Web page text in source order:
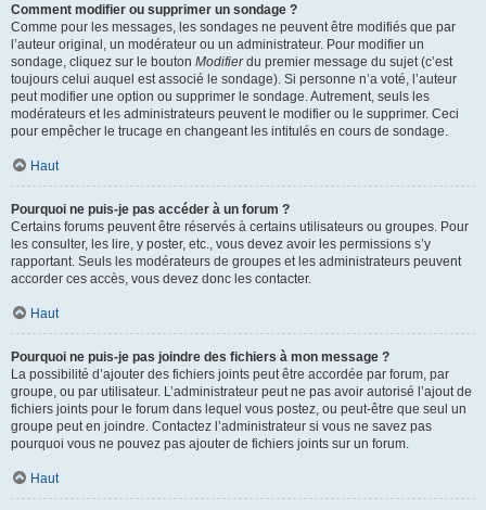
Comment modifier ou supprimer un sondage ?
Comme pour les messages, les sondages ne peuvent être modifiés que par
l’auteur original, un modérateur ou un administrateur. Pour modifier un
sondage, cliquez sur le bouton Modifierdu premier message du sujet (c’est
toujours celui auquel est associé le sondage). Si personne n’a voté, l’auteur
peut modifier une option ou supprimer le sondage. Autrement, seuls les
modérateurs et les administrateurs peuvent le modifier ou le supprimer. Ceci
pour empêcher le trucage en changeant les intitulés en cours de sondage.
Haut
Pourquoi ne puis-je pas accéder à un forum ?
Certains forums peuvent être réservés à certains utilisateurs ou groupes. Pour
les consulter, les lire, y poster, etc., vous devez avoir les permissions s’y
rapportant. Seuls les modérateurs de groupes et les administrateurs peuvent
accorder ces accès, vous devez donc les contacter.
Haut
Pourquoi ne puis-je pas joindre des fichiers à mon message ?
La possibilité d’ajouter des fichiers joints peut être accordée par forum, par
groupe, ou par utilisateur. L’administrateur peut ne pas avoir autorisé l’ajout de
fichiers joints pour le forum dans lequel vous postez, ou peut-être que seul un
groupe peut en joindre. Contactez l’administrateur si vous ne savez pas
pourquoi vous ne pouvez pas ajouter de fichiers joints sur un forum.
Haut